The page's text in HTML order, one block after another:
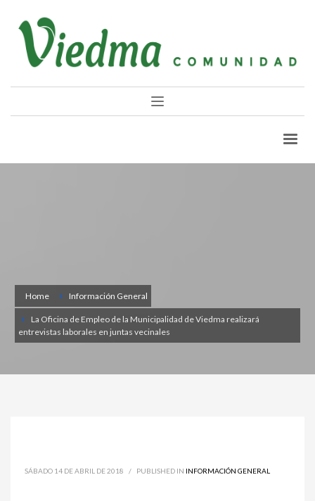
Home Información General
La Oficina de Empleo de la Municipalidad de Viedma realizará
entrevistas laborales en juntas vecinales
SÁBADO 14 DE ABRIL DE 2018 / PUBLISHED IN INFORMACIÓN GENERAL